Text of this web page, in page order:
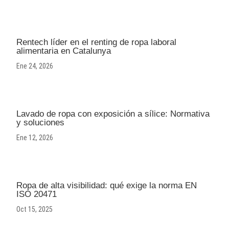
Rentech líder en el renting de ropa laboral
alimentaria en Catalunya
Ene 24, 2026
Lavado de ropa con exposición a sílice: Normativa
y soluciones
Ene 12, 2026
Ropa de alta visibilidad: qué exige la norma EN
ISO 20471
Oct 15, 2025